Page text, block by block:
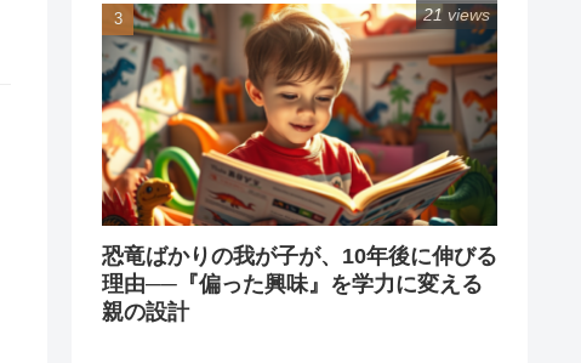
恐竜ばかりの我が子が、10年後に伸びる
理由──『偏った興味』を学力に変える
親の設計
21 views